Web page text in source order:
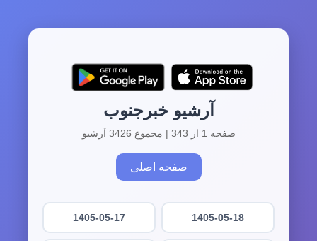
آرشیو خبرجنوب
صفحه 1 از 343 | مجموع 3426 آرشیو
صفحه اصلی
1405-05-18
1405-05-17